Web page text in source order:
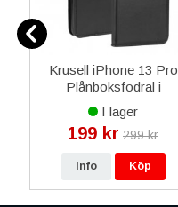
Krusell iPhone 13 Pro
Plånboksfodral i
Veganläder - Svart
I lager
199 kr 299 kr
Info Köp